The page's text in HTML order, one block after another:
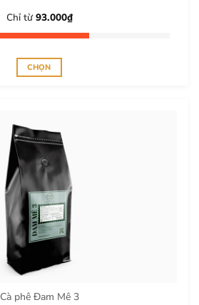
sản
phẩm
Chỉ từ93.000₫
CHỌN
có
nhiều
biến
thể.
Các
tùy
chọn
có
được
trên
Cà phê Đam Mê 3